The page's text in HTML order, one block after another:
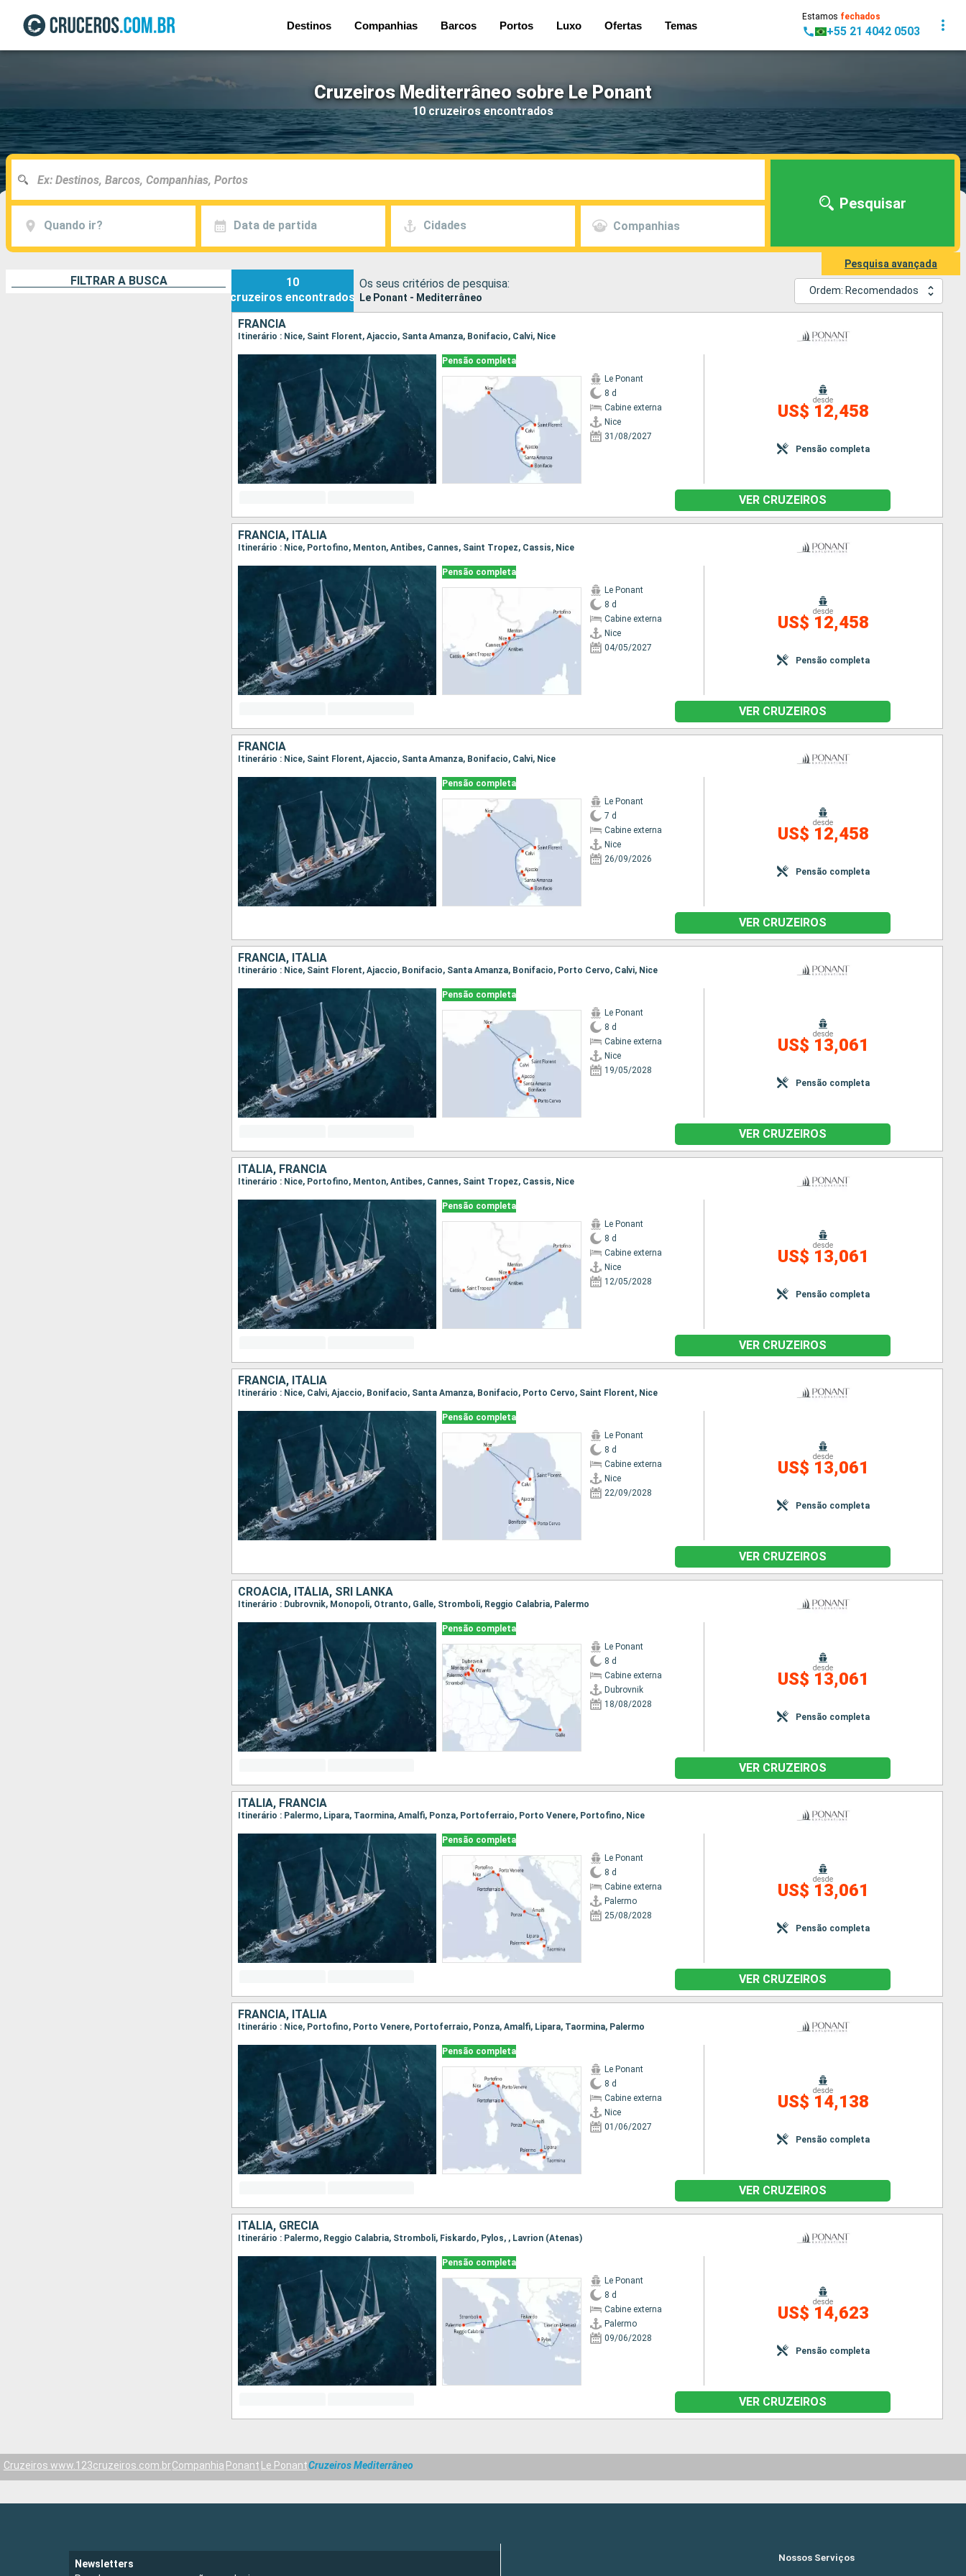
Destinos Companhias Barcos Portos Luxo Ofertas Temas
Estamos fechados
+55 21 4042 0503
Cruzeiros Mediterrâneo sobre Le Ponant
10 cruzeiros encontrados
Quando ir? Data de partida Cidades Companhias
Pesquisar
Pesquisa avançada
FILTRAR A BUSCA
10
cruzeiros encontrados
Os seus critérios de pesquisa:
Le Ponant - Mediterrâneo
Ordem: Recomendados
FRANCIA
Itinerário : Nice, Saint Florent, Ajaccio, Santa Amanza, Bonifacio, Calvi, Nice
Pensão completa
Le Ponant
8 d
Cabine externa
Nice
31/08/2027
desde
US$ 12,458
Pensão completa
VER CRUZEIROS
FRANCIA, ITÁLIA
Itinerário : Nice, Portofino, Menton, Antibes, Cannes, Saint Tropez, Cassis, Nice
Pensão completa
Le Ponant
8 d
Cabine externa
Nice
04/05/2027
desde
US$ 12,458
Pensão completa
VER CRUZEIROS
FRANCIA
Itinerário : Nice, Saint Florent, Ajaccio, Santa Amanza, Bonifacio, Calvi, Nice
Pensão completa
Le Ponant
7 d
Cabine externa
Nice
26/09/2026
desde
US$ 12,458
Pensão completa
VER CRUZEIROS
FRANCIA, ITÁLIA
Itinerário : Nice, Saint Florent, Ajaccio, Bonifacio, Santa Amanza, Bonifacio, Porto Cervo, Calvi, Nice
Pensão completa
Le Ponant
8 d
Cabine externa
Nice
19/05/2028
desde
US$ 13,061
Pensão completa
VER CRUZEIROS
ITÁLIA, FRANCIA
Itinerário : Nice, Portofino, Menton, Antibes, Cannes, Saint Tropez, Cassis, Nice
Pensão completa
Le Ponant
8 d
Cabine externa
Nice
12/05/2028
desde
US$ 13,061
Pensão completa
VER CRUZEIROS
FRANCIA, ITÁLIA
Itinerário : Nice, Calvi, Ajaccio, Bonifacio, Santa Amanza, Bonifacio, Porto Cervo, Saint Florent, Nice
Pensão completa
Le Ponant
8 d
Cabine externa
Nice
22/09/2028
desde
US$ 13,061
Pensão completa
VER CRUZEIROS
CROÁCIA, ITÁLIA, SRI LANKA
Itinerário : Dubrovnik, Monopoli, Otranto, Galle, Stromboli, Reggio Calabria, Palermo
Pensão completa
Le Ponant
8 d
Cabine externa
Dubrovnik
18/08/2028
desde
US$ 13,061
Pensão completa
VER CRUZEIROS
ITÁLIA, FRANCIA
Itinerário : Palermo, Lipara, Taormina, Amalfi, Ponza, Portoferraio, Porto Venere, Portofino, Nice
Pensão completa
Le Ponant
8 d
Cabine externa
Palermo
25/08/2028
desde
US$ 13,061
Pensão completa
VER CRUZEIROS
FRANCIA, ITÁLIA
Itinerário : Nice, Portofino, Porto Venere, Portoferraio, Ponza, Amalfi, Lipara, Taormina, Palermo
Pensão completa
Le Ponant
8 d
Cabine externa
Nice
01/06/2027
desde
US$ 14,138
Pensão completa
VER CRUZEIROS
ITÁLIA, GRÉCIA
Itinerário : Palermo, Reggio Calabria, Stromboli, Fiskardo, Pylos, , Lavrion (Atenas)
Pensão completa
Le Ponant
8 d
Cabine externa
Palermo
09/06/2028
desde
US$ 14,623
Pensão completa
VER CRUZEIROS
Cruzeiros www.123cruzeiros.com.brCompanhia Ponant Le PonantCruzeiros Mediterrâneo
Newsletters
Nossos Serviços